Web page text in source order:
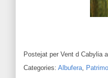
Postejat per Vent d Cabylia
Categories: Albufera,